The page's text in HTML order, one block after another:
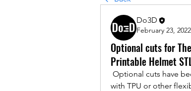
Do3D
February 23, 2022
Optional cuts for
Printable Helmet
with TPU or other